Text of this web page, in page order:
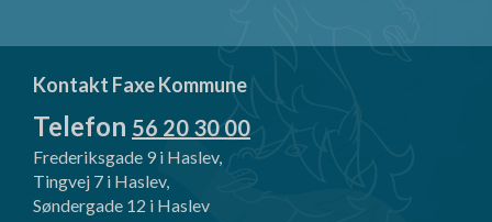
Kontakt Faxe Kommune
Telefon 56 20 30 00
Frederiksgade 9 i Haslev,
Tingvej 7 i Haslev,
Søndergade 12 i Haslev